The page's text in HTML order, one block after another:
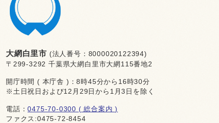
大網白里市 (法人番号：8000020122394)
〒299-3292 千葉県大網白里市大網115番地2
開庁時間 ( 本庁舎 )：8時45分から16時30分
※土日祝日および12月29日から1月3日を除く
電話：0475-70-0300 ( 総合案内 )
ファクス:0475-72-8454